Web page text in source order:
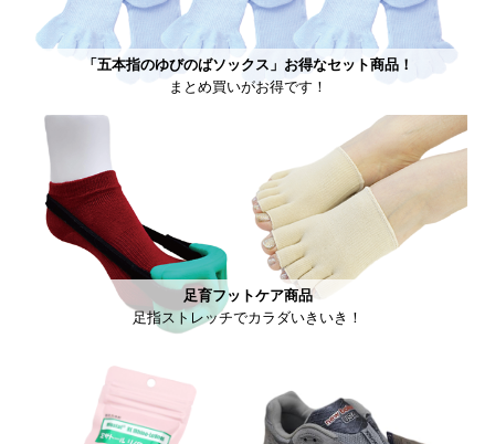
「五本指のゆびのばソックス」お得なセット商品！
まとめ買いがお得です！
足育フットケア商品
足指ストレッチでカラダいきいき！